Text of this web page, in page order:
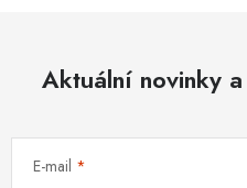
Aktuální novinky
E-mail